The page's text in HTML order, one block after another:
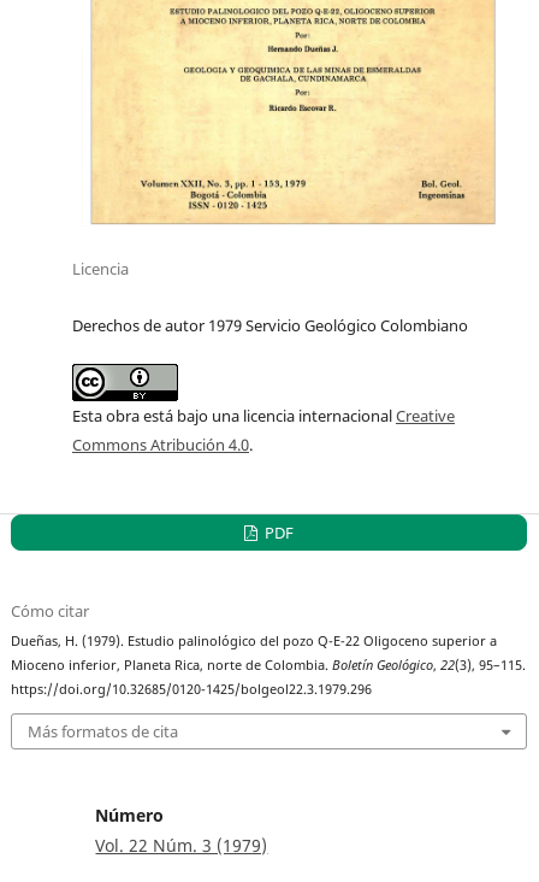
Licencia
Derechos de autor 1979 Servicio Geológico Colombiano
Esta obra está bajo una licencia internacionalCreative
Commons Atribución 4.0.
PDF
Cómo citar
Dueñas, H. (1979). Estudio palinológico del pozo Q-E-22 Oligoceno superior a
Mioceno inferior, Planeta Rica, norte de Colombia.Boletín Geológico,22(3), 95–115.
https://doi.org/10.32685/0120-1425/bolgeol22.3.1979.296
Más formatos de cita
Número
Vol. 22 Núm. 3 (1979)